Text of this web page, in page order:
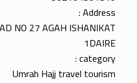
Address :
NO 27 AGAH ISHANIKAT
1DAIRE
category :
Umrah Hajj travel tourism